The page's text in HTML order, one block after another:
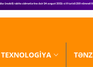
TEXNOLOGİYA